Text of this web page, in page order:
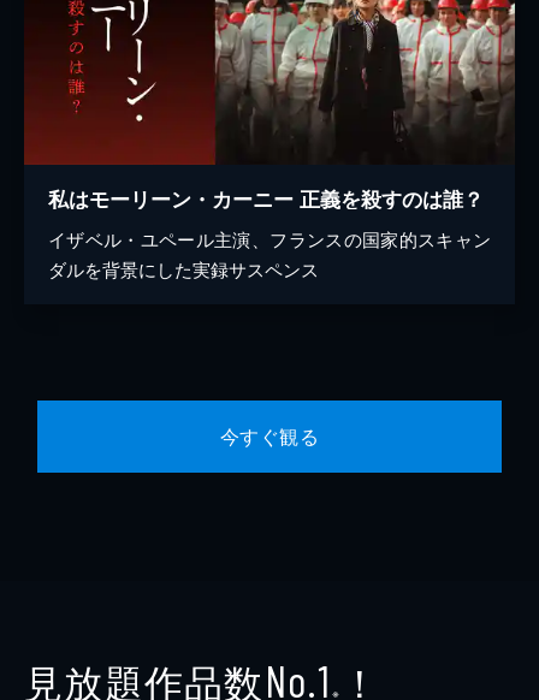
私はモーリーン・カーニー 正義を殺すのは誰？
イザベル・ユペール主演、フランスの国家的スキャン
ダルを背景にした実録サスペンス
今すぐ観る
見放題作品数No.1 ※ ！